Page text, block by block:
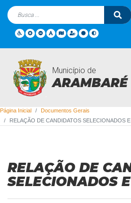
Município de
ARAMBARÉ
Documentos Gerais
Página Inicial
Documentos Gerais
RELAÇÃO DE CANDIDATOS SELECIONADOS
RELAÇÃO DE
SELECIONADOS